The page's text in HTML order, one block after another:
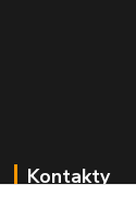
Kontakty